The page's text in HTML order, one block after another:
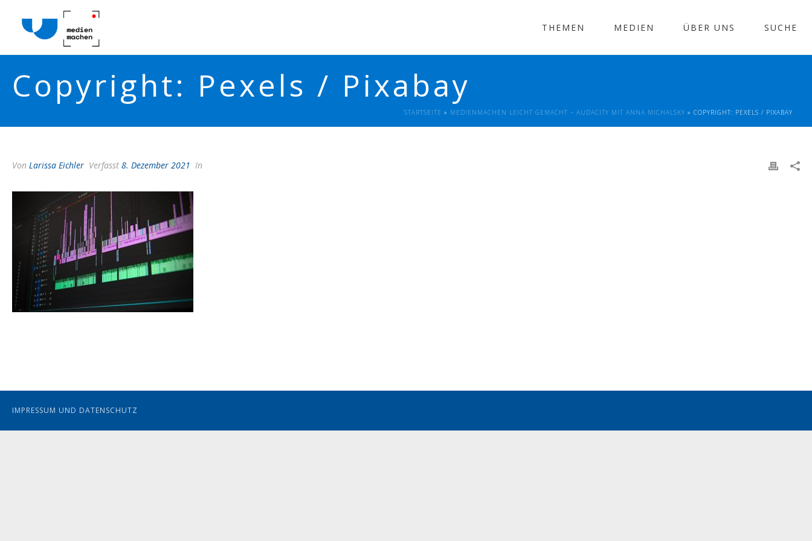
THEMEN MEDIEN ÜBER UNS SUCHE
Copyright: Pexels / Pixabay
STARTSEITE » MEDIENMACHEN LEICHT GEMACHT – AUDACITY MIT ANNA MICHALSKY » COPYRIGHT: PEXELS / PIXABAY
Von Larissa Eichler Verfasst 8. Dezember 2021 In
IMPRESSUM UND DATENSCHUTZ